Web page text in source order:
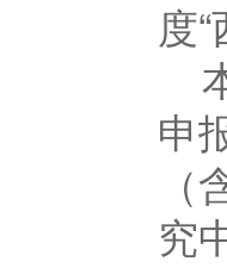
度
申
究